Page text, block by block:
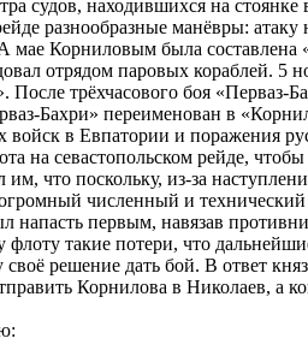
судов, находившихся на
разнообразные манёвры:
мае Корниловым была
отрядом паровых кораблей. 5
После трёхчасового боя
Бахри» переименован в
войск в Евпатории и поражения
на севастопольском рейде,
им, что поскольку, из-за
численный и
первым, навязав
флоту такие потери, что
решение дать бой. В ответ
Корнилова в Николаев, а